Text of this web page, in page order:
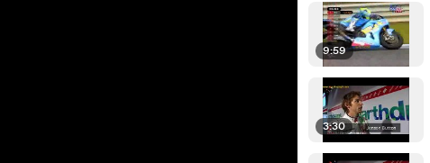
9:59
3:30